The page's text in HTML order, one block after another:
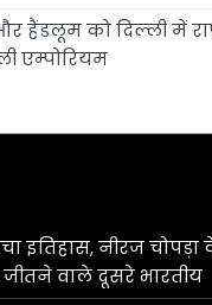
हैंडलूम को दिल्ली में
एम्पोरियम
इतिहास, नीरज चोपड़ा
वाले दूसरे भारतीय